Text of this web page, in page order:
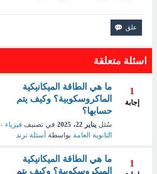
اسئلة متعلقة
1
إجابة
ما هي الطاقة الميكانيكية
الماكروسكوبية؟ وكيف يتم
حسابها؟
سُئل يناير 22، 2025 في تصنيف فيزياء -
الثانوية العامة بواسطة أسئلة ترند
1
ما هي الطاقة الميكانيكية
الميكروسكوبية؟ وكيف يتم